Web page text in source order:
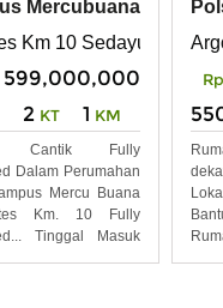
Mercubuana
Km 10 Sedayu Bantul
599,000,000
2 KT 1 KM
Cantik Fully
Dalam Perumahan
Mercu Buana
Km. 10 Fully
Tinggal Masuk
Rp